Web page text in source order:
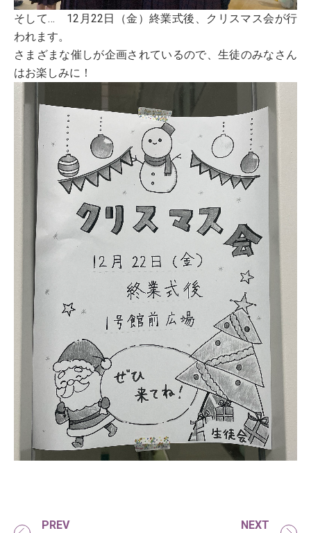
そして… 12月22日（金）終業式後、クリスマス会が行
われます。
さまざまな催しが企画されているので、生徒のみなさん
はお楽しみに！
PREV
NEXT